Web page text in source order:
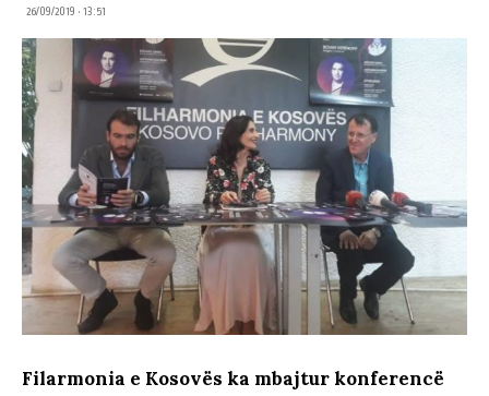
26/09/2019 • 13:51
Filarmonia e Kosovës ka mbajtur konferencë